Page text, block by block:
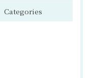
Categories